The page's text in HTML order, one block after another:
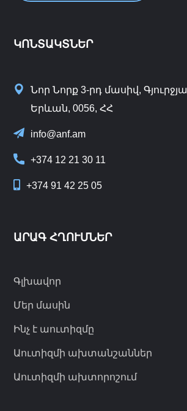
ԿՈՆՏԱԿՏՆԵՐ
Նոր Նորք 3-րդ մասիվ,
Երևան, 0056, ՀՀ
info@anf.am
+374 12 21 30 11
+374 91 42 25 05
ԱՐԱԳ ՀՂՈՒՄՆԵՐ
Գլխավոր
Մեր մասին
Ինչ է աուտիզմը
Աուտիզմի ախտանշաններ
Աուտիզմի ախտորոշում